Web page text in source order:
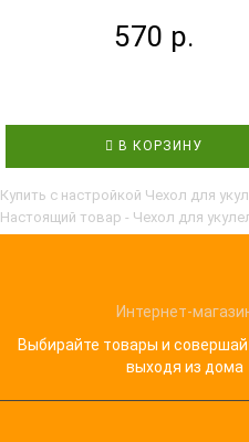
570 р.
В КОРЗИНУ
Купить с настройкой Чехол для
Настоящий товар - Чехол для
Интернет-
Выбирайте товары и
выходя из дома